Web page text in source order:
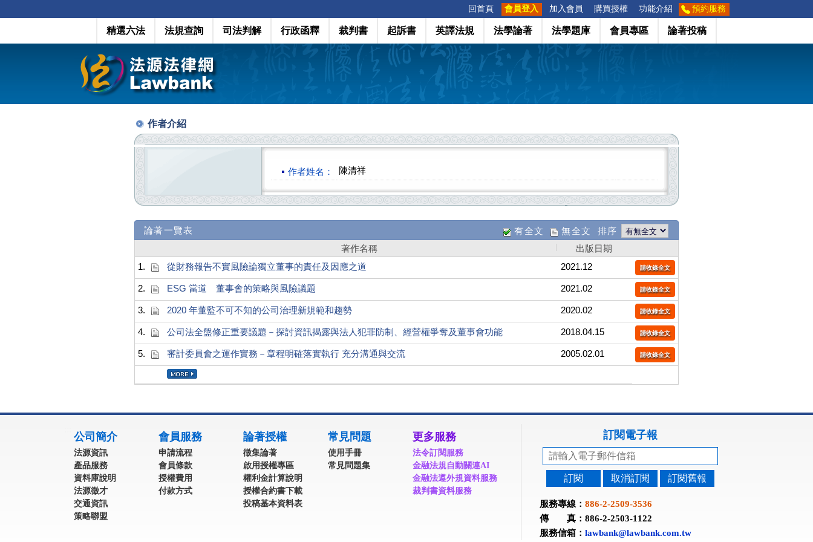
回首頁 會員登入 加入會員 購買授權 功能介紹 預約服務
精選六法 法規查詢 司法判解 行政函釋 裁判書 起訴書 英譯法規 法學論著 法學題庫 會員專區 論著投稿
作者介紹
作者姓名： 陳清祥
論著一覽表 有全文 無全文 排序
著作名稱
出版日期
1.
從財務報告不實風險論獨立董事的責任及因應之道 2021.12 請收錄全文
2. ESG 當道 董事會的策略與風險議題 2021.02 請收錄全文
3. 2020 年董監不可不知的公司治理新規範和趨勢 2020.02 請收錄全文
4. 公司法全盤修正重要議題－探討資訊揭露與法人犯罪防制、經營權爭奪及董事會功能 2018.04.15 請收錄全文
5. 審計委員會之運作實務－章程明確落實執行 充分溝通與交流 2005.02.01 請收錄全文
公司簡介
法源資訊
產品服務
資料庫說明
法源徵才
交通資訊
策略聯盟
會員服務
申請流程
會員條款
授權費用
付款方式
論著授權
徵集論著
啟用授權專區
權利金計算說明
授權合約書下載
投稿基本資料表
常見問題
使用手冊
常見問題集
更多服務
法令訂閱服務
金融法規自動關連AI
金融法遵外規資料服務
裁判書資料服務
訂閱電子報
訂閱 取消訂閱 訂閱舊報
服務專線： 886-2-2509-3536
傳 真：886-2-2503-1122
服務信箱： lawbank@lawbank.com.tw